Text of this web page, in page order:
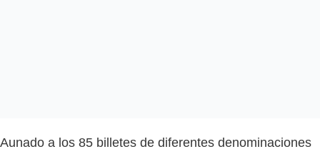
Aunado a los 85 billetes de diferentes denominaciones